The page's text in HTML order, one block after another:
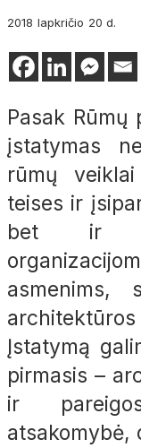
2018 lapkričio 20 d.
Pasak
įstatymas
rūmų
teises ir
bet ir
asmenims,
Įstatymą
pirmasis –
ir
atsakomybė,